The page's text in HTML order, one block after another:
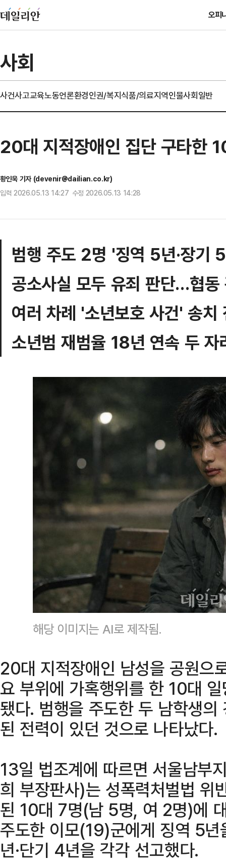
오피
사회
사건사고교육노동언론환경인권/복지식품/의료지역인물사회일반
20대 지적장애인 집단 구타한
황인욱 기자 (devenir@dailian.co.kr)
입력 2026.05.13 14:27 수정 2026.05.13 14:28
범행 주도 2명 '징역 5년·장기
공소사실 모두 유죄 판단…협동
여러 차례 '소년보호 사건' 송치
소년범 재범율 18년 연속 두 자
해당 이미지는 AI로 제작됨.
20대 지적장애인 남성을 공원으
요 부위에 가혹행위를 한 10대
됐다. 범행을 주도한 두 남학생
된 전력이 있던 것으로 나타났다.
13일 법조계에 따르면 서울남부
희 부장판사)는 성폭력처벌법 위
된 10대 7명(남 5명, 여 2명)에
주도한 이모(19)군에게 징역 5
년·단기 4년을 각각 선고했다.